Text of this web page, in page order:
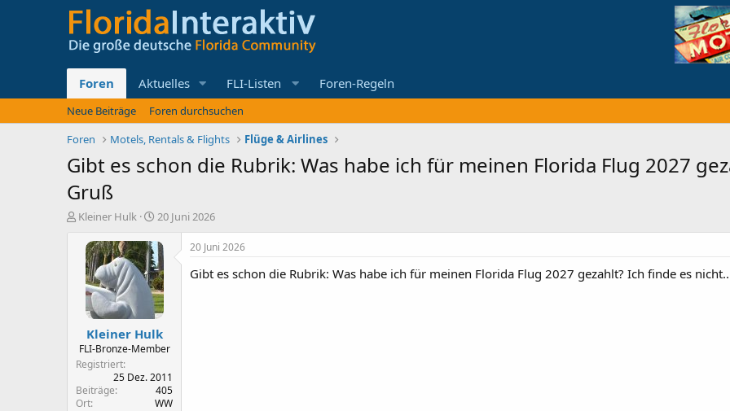
Foren Aktuelles FLI-Listen Foren-Regeln
Neue Beiträge
Foren durchsuchen
Foren
Motels, Rentals & Flights Flüge & Airlines
Gibt es schon die Rubrik: Was habe ich für meinen Florida Flug 2027
Gruß
E
Kleiner Hulk
E
s
t
e
l
l
t
a
m
20 Juni 2026
Kleiner Hulk
FLI-Bronze-Member
Registriert
25 Dez. 2011
Beiträge
405
Ort
WW
20 Juni 2026
Gibt es schon die Rubrik: Was habe ich für meinen Florida Flug 2027 gezahlt? Ich finde es